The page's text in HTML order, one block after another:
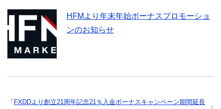
HFMより年末年始ボーナスプロモーショ
ンのお知らせ
「 FXDDより創立21周年記念21％入金ボーナスキャンペーン期間延長